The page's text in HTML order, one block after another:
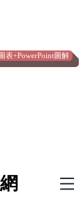
表+PowerPoint圖解